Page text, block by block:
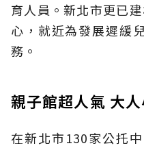
育人員。新北市更已
心，就近為發展遲緩
務。
親子館超人氣 大
在新北市130家公托